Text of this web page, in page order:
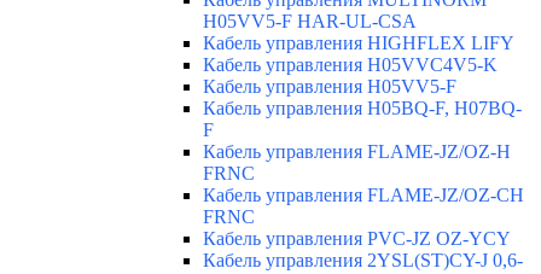
H05VV5-F HAR-UL-CSA
Кабель управления HIGHFLEX LIFY
Кабель управления H05VVC4V5-K
Кабель управления H05VV5-F
Кабель управления H05BQ-F, H07BQ-
F
Кабель управления FLAME-JZ/OZ-H
FRNC
Кабель управления FLAME-JZ/OZ-CH
FRNC
Кабель управления PVC-JZ OZ-YCY
Кабель управления 2YSL(ST)CY-J 0,6-